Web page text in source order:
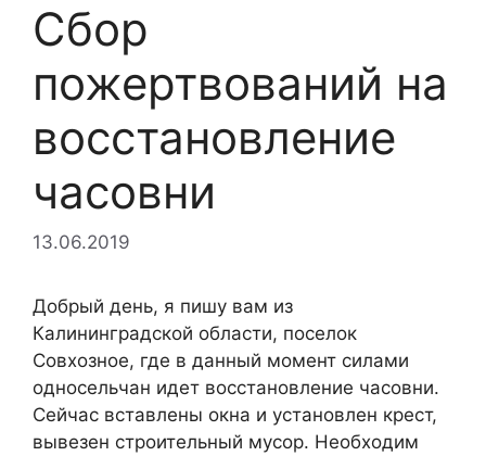
Сбор
пожертвований на
восстановление
часовни
13.06.2019
Добрый день, я пишу вам из
Калининградской области, поселок
Совхозное, где в данный момент силами
односельчан идет восстановление часовни.
Сейчас вставлены окна и установлен крест,
вывезен строительный мусор. Необходим